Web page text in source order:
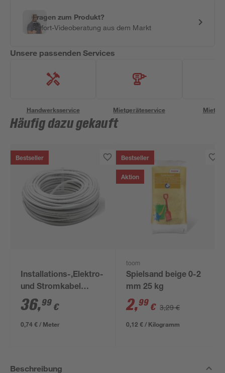
Fragen zum Produkt?
Sofort-Videoberatung aus dem Markt
Unsere passenden Services
Handwerksservice Mietgeräteservice
Häufig dazu gekauft
Bestseller
Installations-,Elektro-
und Stromkabel
NYM-J 3x1,5mm² 50
m
36,99 €
0,74 € / Meter
Bestseller
Aktion
toom
Spielsand beige 0-2
mm 25 kg
2,99 € 3,29 €
0,12 € / Kilogramm
Beschreibung